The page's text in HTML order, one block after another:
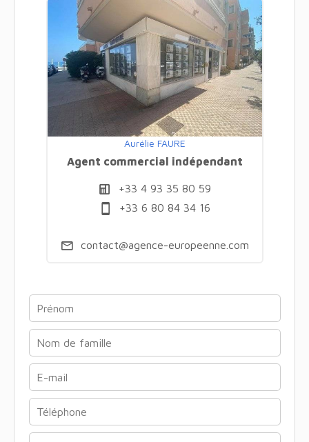
Aurélie FAURE
Agent commercial indépendant
+33 4 93 35 80 59
+33 6 80 84 34 16
contact@agence-europeenne.com